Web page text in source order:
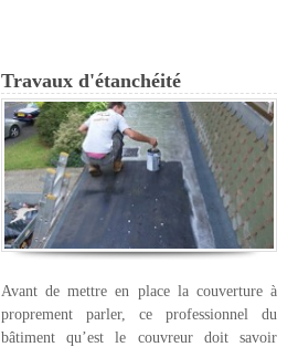
Travaux d'étanchéité
Avant de mettre en place la couverture à
proprement parler, ce professionnel du
bâtiment qu’est le couvreur doit savoir